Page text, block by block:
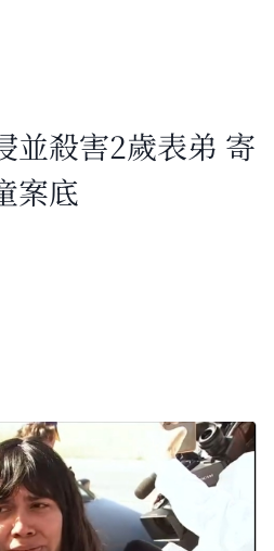
並殺害2歲表弟 寄
案底